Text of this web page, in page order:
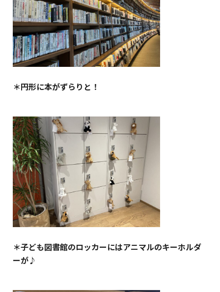
＊円形に本がずらりと！
＊子ども図書館のロッカーにはアニマルのキーホルダ
ーが♪